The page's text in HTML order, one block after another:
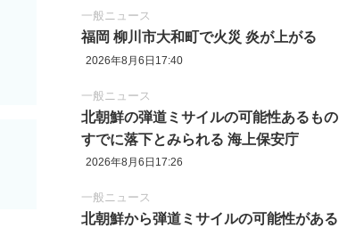
一般ニュース
福岡 柳川市大和町で火災 炎が上がる
2026年8月6日17:40
一般ニュース
北朝鮮の弾道ミサイルの可能性あるもの
すでに落下とみられる 海上保安庁
2026年8月6日17:26
一般ニュース
北朝鮮から弾道ミサイルの可能性がある